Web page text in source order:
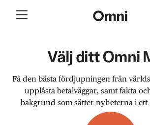
Välj ditt Omni
Få den bästa fördjupningen från
upplåsta betalväggar, samt fakta
bakgrund som sätter nyheterna i ett